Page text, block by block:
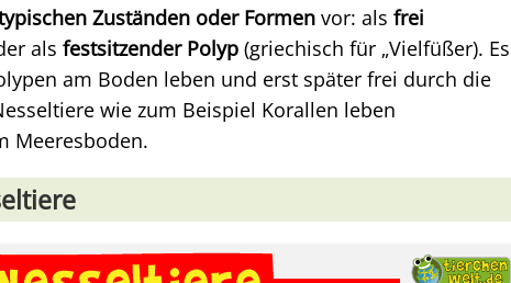
Zuständen oder Formen vor: als frei
als festsitzender Polyp (griechisch für „Vielfüßer). Es
am Boden leben und erst später frei durch die
wie zum Beispiel Korallen leben
Meeresboden.